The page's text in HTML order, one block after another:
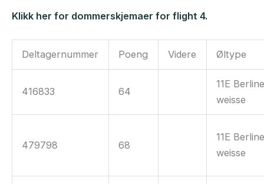
Klikk her for dommerskjemaer for flight 4.
Deltagernummer Poeng Videre Øltype
416833 64
11E
weisse
479798 68
11E
weisse